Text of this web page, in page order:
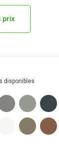
prix
disponibles